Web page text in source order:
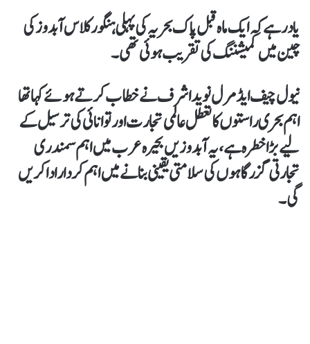
یاد رہے کہ ایک ماہ قبل پاک بحریہ کی پہلی ہنگور کلاس آبدوز کی
چین میں کمیشننگ کی تقریب ہوئی تھی۔
نیول چیف ایڈمرل نوید اشرف نے خطاب کرتے ہوئے کہا تھا
اہم بحری راستوں کا تعطل عالمی تجارت اور توانائی کی ترسیل کے
لیے بڑا خطرہ ہے، یہ آبدوزیں بحیرہ عرب میں اہم سمندری
تجارتی گزرگاہوں کی سلامتی یقینی بنانے میں اہم کردار ادا کریں
گی۔